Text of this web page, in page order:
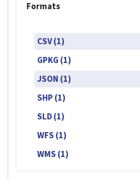
Formats
CSV (1)
GPKG (1)
JSON (1)
SHP (1)
SLD (1)
WFS (1)
WMS (1)